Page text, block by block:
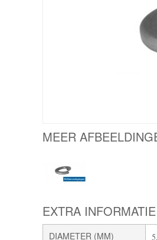
MEER
EXTRA INFORMATIE
DIAMETER (MM)